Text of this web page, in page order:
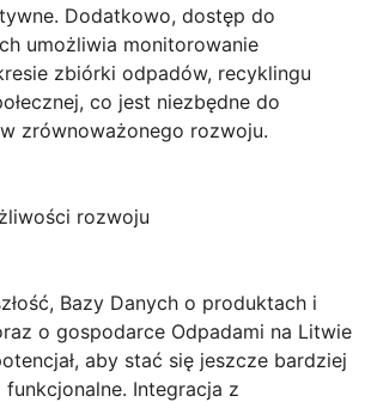
Dodatkowo, dostęp do
umożliwia monitorowanie
zbiórki odpadów, recyklingu
co jest niezbędne do
zrównoważonego rozwoju.
rozwoju
Bazy Danych o produktach i
o gospodarce Odpadami na Litwie
aby stać się jeszcze bardziej
Integracja z